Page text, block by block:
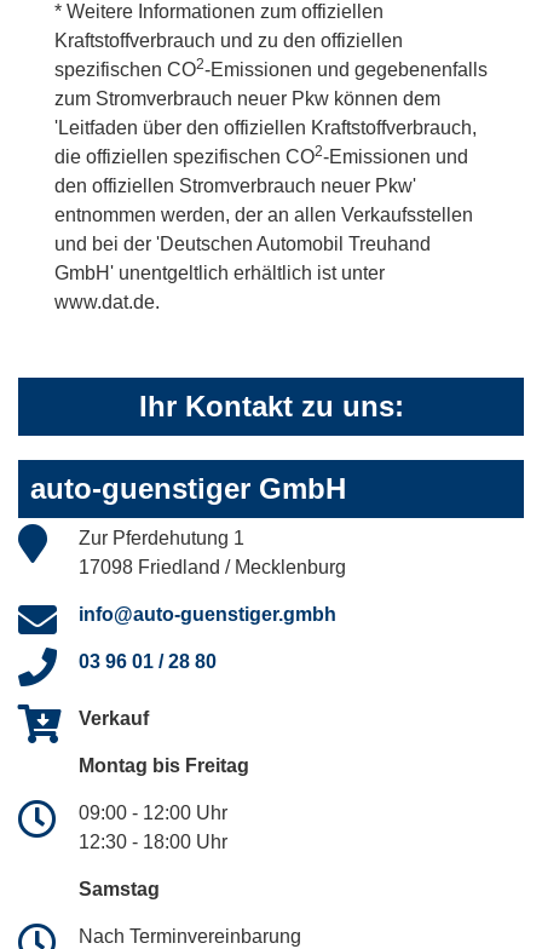
* Weitere Informationen zum offiziellen
Kraftstoffverbrauch und zu den offiziellen
spezifischen CO2-Emissionen und gegebenenfalls
zum Stromverbrauch neuer Pkw können dem
'Leitfaden über den offiziellen Kraftstoffverbrauch,
die offiziellen spezifischen CO2-Emissionen und
den offiziellen Stromverbrauch neuer Pkw'
entnommen werden, der an allen Verkaufsstellen
und bei der 'Deutschen Automobil Treuhand
GmbH' unentgeltlich erhältlich ist unter
www.dat.de.
Ihr Kontakt zu uns:
auto-guenstiger GmbH
Zur Pferdehutung 1
17098 Friedland / Mecklenburg
info@auto-guenstiger.gmbh
03 96 01 / 28 80
Verkauf
Montag bis Freitag
09:00 - 12:00 Uhr
12:30 - 18:00 Uhr
Samstag
Nach Terminvereinbarung